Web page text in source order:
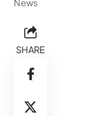
SHARE